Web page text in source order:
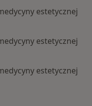
estetycznej
estetycznej
estetycznej